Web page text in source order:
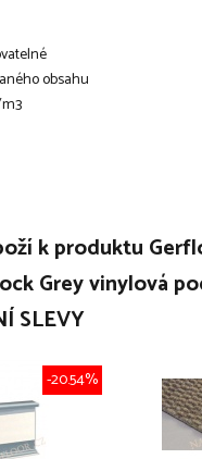
obsahu
k produktu
Grey vinylová
SLEVY
-20.54%